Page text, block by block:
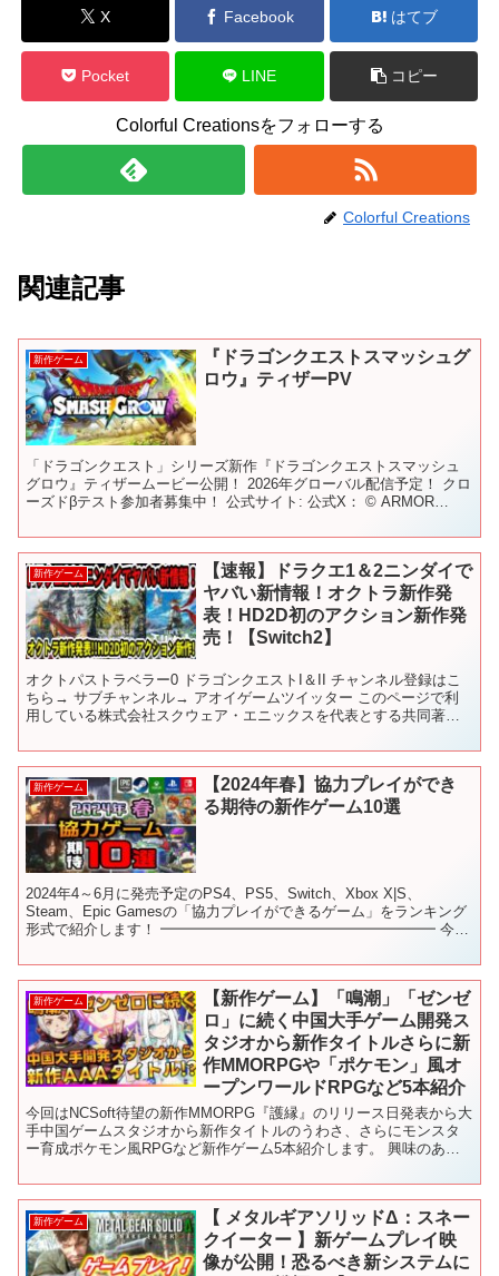
X Facebook はてブ
Pocket LINE コピー
Colorful Creationsをフォローする
Colorful Creations
関連記事
新作ゲーム
『ドラゴンクエストスマッシュグ
ロウ』ティザーPV
「ドラゴンクエスト」シリーズ新作『ドラゴンクエストスマッシュ
グロウ』ティザームービー公開！ 2026年グローバル配信予定！ クロ
ーズドβテスト参加者募集中！ 公式サイト: 公式X： © ARMOR
新作ゲーム
【速報】ドラクエ1＆2ニンダイで
ヤバい新情報！オクトラ新作発
表！HD2D初のアクション新作発
売！【Switch2】
オクトパストラベラー0 ドラゴンクエストI＆II チャンネル登録はこ
ちら→ サブチャンネル→ アオイゲームツイッター このページで利
用している株式会社スクウェア・エニックスを代表とする共同著作
新作ゲーム
【2024年春】協力プレイができ
る期待の新作ゲーム10選
2024年4～6月に発売予定のPS4、PS5、Switch、Xbox X|S、
Steam、Epic Gamesの「協力プレイができるゲーム」をランキング
形式で紹介します！ ━━━━━━━━━━━━━━━━━━━ 今回
新作ゲーム
【新作ゲーム】「鳴潮」「ゼンゼ
ロ」に続く中国大手ゲーム開発ス
タジオから新作タイトルさらに新
作MMORPGや「ポケモン」風オ
ープンワールドRPGなど5本紹介
今回はNCSoft待望の新作MMORPG『護縁』のリリース日発表から大
手中国ゲームスタジオから新作タイトルのうわさ、さらにモンスタ
ー育成ポケモン風RPGなど新作ゲーム5本紹介します。 興味のある
新作ゲーム
【 メタルギアソリッドΔ：スネー
クイーター 】新ゲームプレイ映
像が公開！恐るべき新システムに